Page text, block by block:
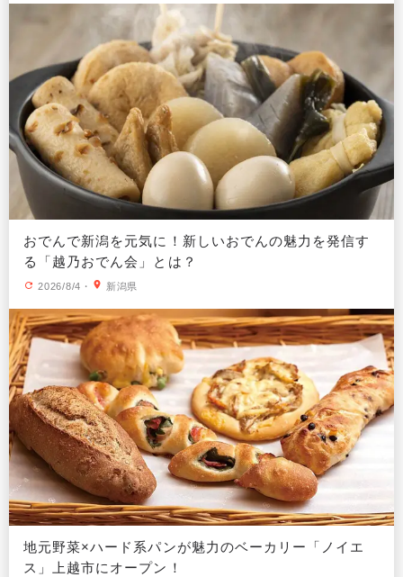
おでんで新潟を元気に！新しいおでんの魅力を発信す
る「越乃おでん会」とは？
2026/8/4 ・ 新潟県
地元野菜×ハード系パンが魅力のベーカリー「ノイエ
ス」上越市にオープン！